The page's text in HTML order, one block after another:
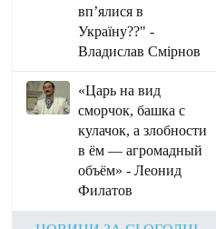
вп’ялися в
Україну??" -
Владислав Смірнов
«Царь на вид
сморчок, башка с
кулачок, а злобности
в ём — агромадный
объём» - Леонид
Филатов